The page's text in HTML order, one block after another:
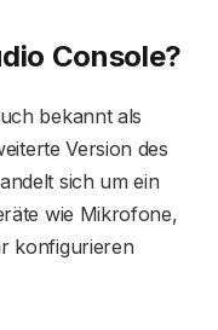
Console?
bekannt als
Version des
sich um ein
wie Mikrofone,
konfigurieren